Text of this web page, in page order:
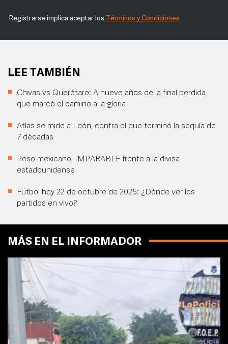
Registrarse implica aceptar los Términos y Condiciones
LEE TAMBIÉN
Chivas vs Querétaro: A nueve años de la final perdida
que marcó el camino a la gloria
Atlas se mide a León, contra el que terminó la sequía de
7 décadas
Peso mexicano, IMPARABLE frente a la divisa
estadounidense
Futbol hoy 22 de octubre de 2025: ¿Dónde ver los
partidos en vivo?
MÁS EN EL INFORMADOR